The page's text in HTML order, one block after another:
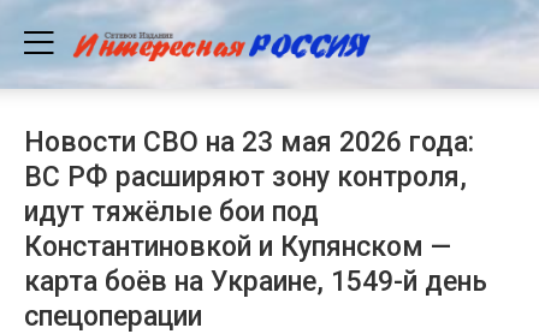
Новости СВО на 23 мая 2026 года:
ВС РФ расширяют зону контроля,
идут тяжёлые бои под
Константиновкой и Купянском —
карта боёв на Украине, 1549-й день
спецоперации